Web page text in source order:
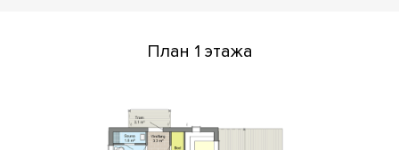
План 1 этажа